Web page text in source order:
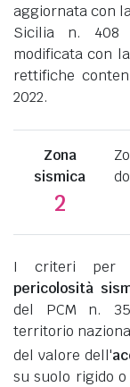
aggiornata con
Sicilia n. 408
modificata con
rettifiche
2022.
Zona
sismica
2
I criteri per
pericolosità
del PCM n.
territorio
del valore dell'
su suolo rigido